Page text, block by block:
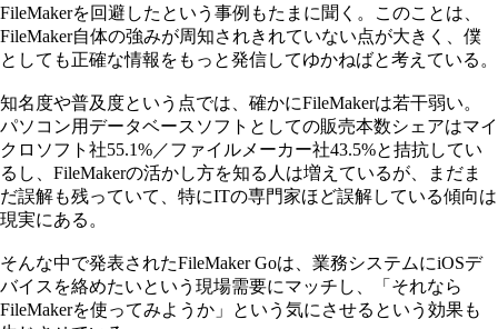
FileMakerを回避したという事例もたまに聞く。このことは、
FileMaker自体の強みが周知されきれていない点が大きく、僕
としても正確な情報をもっと発信してゆかねばと考えている。
知名度や普及度という点では、確かにFileMakerは若干弱い。
パソコン用データベースソフトとしての販売本数シェアはマイ
クロソフト社55.1%／ファイルメーカー社43.5%と拮抗してい
るし、FileMakerの活かし方を知る人は増えているが、まだま
だ誤解も残っていて、特にITの専門家ほど誤解している傾向は
現実にある。
そんな中で発表されたFileMaker Goは、業務システムにiOSデ
バイスを絡めたいという現場需要にマッチし、「それなら
FileMakerを使ってみようか」という気にさせるという効果も